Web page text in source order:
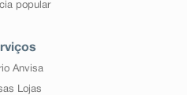
popular
Anvisa
Lojas